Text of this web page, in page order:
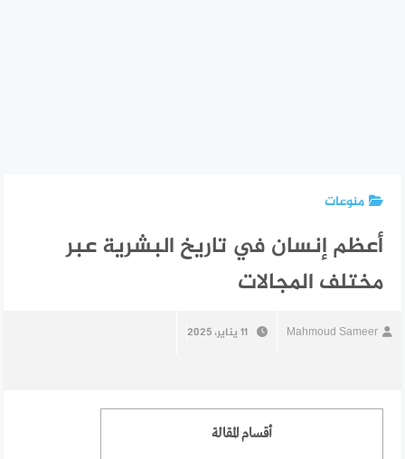
منوعات
أعظم إنسان في تاريخ البشرية عبر
مختلف المجالات
Mahmoud Sameer 11 يناير، 2025
أقسام المقالة